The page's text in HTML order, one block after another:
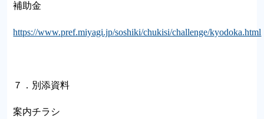
補助金
https://www.pref.miyagi.jp/soshiki/chukisi/challenge/kyodoka.html
７．別添資料
案内チラシ